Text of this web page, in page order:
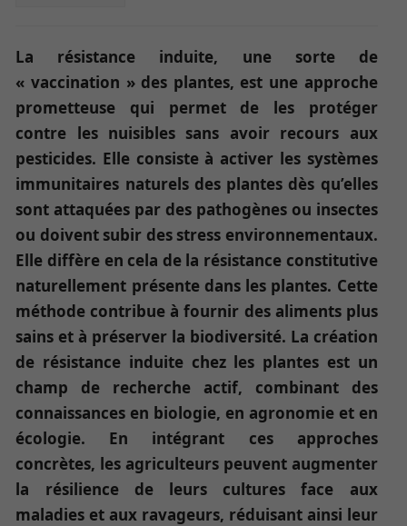
La résistance induite, une sorte de
« vaccination » des plantes, est une approche
prometteuse qui permet de les protéger
contre les nuisibles sans avoir recours aux
pesticides. Elle consiste à activer les systèmes
immunitaires naturels des plantes dès qu’elles
sont attaquées par des pathogènes ou insectes
ou doivent subir des stress environnementaux.
Elle diffère en cela de la résistance constitutive
naturellement présente dans les plantes. Cette
méthode contribue à fournir des aliments plus
sains et à préserver la biodiversité. La création
de résistance induite chez les plantes est un
champ de recherche actif, combinant des
connaissances en biologie, en agronomie et en
écologie. En intégrant ces approches
concrètes, les agriculteurs peuvent augmenter
la résilience de leurs cultures face aux
maladies et aux ravageurs, réduisant ainsi leur